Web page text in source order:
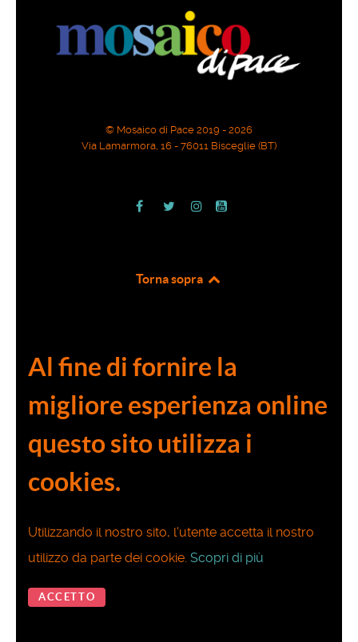
© Mosaico di Pace 2019 - 2026
Via Lamarmora, 16 - 76011 Bisceglie (BT)
Torna sopra
Al fine di fornire la
migliore esperienza online
questo sito utilizza i
cookies.
Utilizzando il nostro sito, l'utente accetta il nostro
utilizzo da parte dei cookie. Scopri di più
ACCETTO